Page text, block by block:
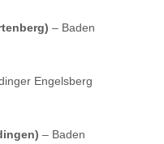
– Baden
Engelsberg
– Baden